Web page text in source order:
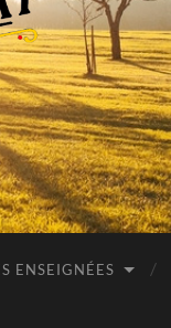
ENSEIGNÉES